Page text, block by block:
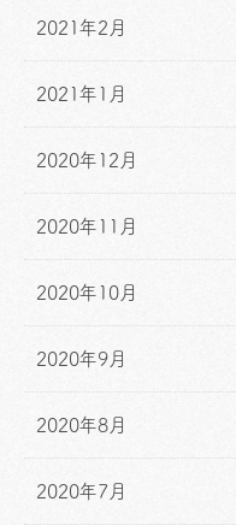
2021年2月
2021年1月
2020年12月
2020年11月
2020年10月
2020年9月
2020年8月
2020年7月